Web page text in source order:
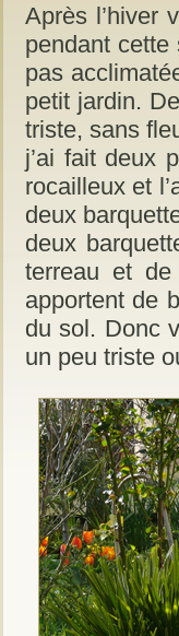
Après l’hiver
pendant
pas
petit jardin.
triste, sans
j’ai fait deux
rocailleux et
deux
deux
terreau et
apportent de
du sol. Donc
un peu triste